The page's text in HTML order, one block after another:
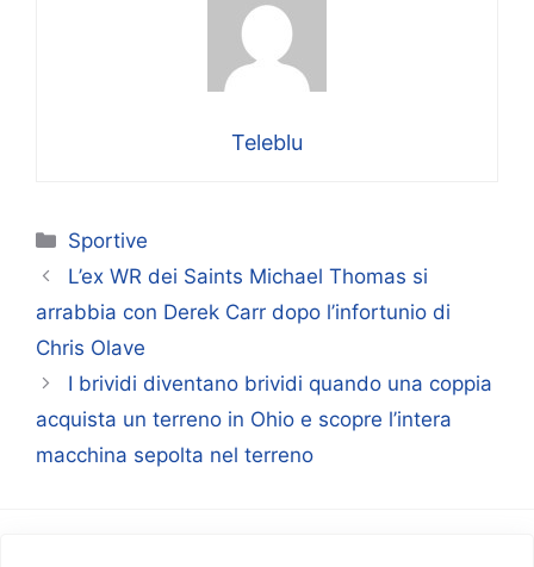
Teleblu
Categorie
Sportive
L’ex WR dei Saints Michael Thomas si
arrabbia con Derek Carr dopo l’infortunio di
Chris Olave
I brividi diventano brividi quando una coppia
acquista un terreno in Ohio e scopre l’intera
macchina sepolta nel terreno